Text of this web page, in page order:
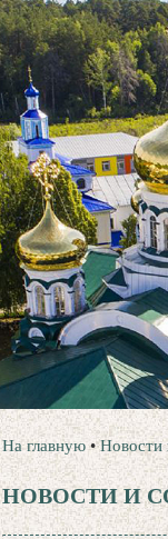
На главную •Новости
НОВОСТИ И